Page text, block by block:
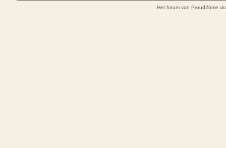
Het forum van Proud2bme